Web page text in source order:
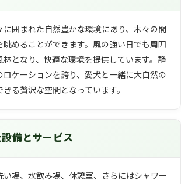
囲まれた自然豊かな環境にあり、木々の間
めることができます。風の強い日でも周囲
となり、快適な環境を提供しています。静
ケーションを誇り、愛犬と一緒に大自然の
る贅沢な空間となっています。
備とサービス
場、水飲み場、休憩室、さらにはシャワー